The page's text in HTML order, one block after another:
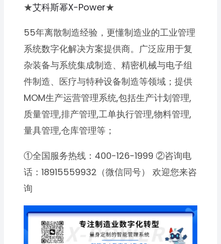
★艾科斯幂X-Power★
55年离散制造经验，更懂制造业的工业管理
系统数字化解决方案提供商。广泛应用于复
杂装备与系统集成制造、精密机械与电子组
件制造、医疗与特种设备制造等领域；提供
MOM生产运营管理系统,包括生产计划管理,
质量管理,排产管理,工单执行管理,物料管理,
量具管理,仓库管理等；
①全国服务热线：400-126-1999 ②咨询电
话：18915559932（微信同号） 欢迎您来咨
询